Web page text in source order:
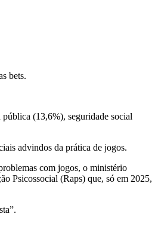
bets.
(13,6%), seguridade social
advindos da prática de jogos.
com jogos, o ministério
Psicossocial (Raps) que, só em 2025,